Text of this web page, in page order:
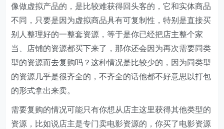
像做虚拟产品的，是比较难获得回头客的，它和实体商品
不同，只要是因为虚拟商品具有可复制性，特别是直接买
别人整理好的一整套资源，等于是你已经把店主整个家
当、店铺的资源都买下来了，那你还会因为再次需要同类
型的资源而去复购吗？这种情况是比较少的，因为同类型
的资源几乎是很齐全的，不齐全的话他都不好意思以打包
的形式拿出来卖。
需要复购的情况可能只有你想从店主这里获得其他类型的
资源，比如说店主是专门卖电影资源的，你买了电影资源